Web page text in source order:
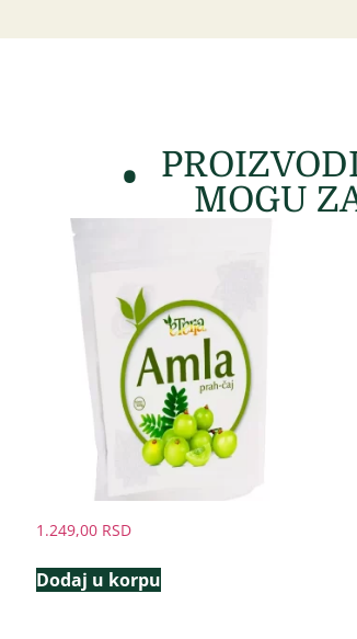
MOGU
1.249,00 RSD
Dodaj u korpu